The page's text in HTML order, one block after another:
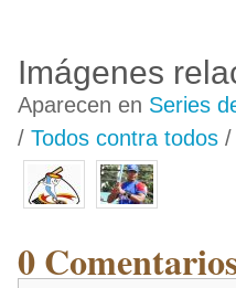
Imágenes
Aparecen en Series
/ Todos contra todos
0